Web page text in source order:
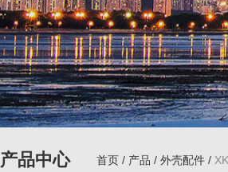
产品中心 首页 / 产品 / 外壳配件 /